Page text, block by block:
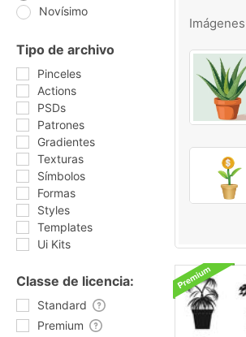
Novísimo
Tipo de archivo
Pinceles
Actions
PSDs
Patrones
Gradientes
Texturas
Símbolos
Formas
Styles
Templates
Ui Kits
Classe de licencia:
Standard
Premium